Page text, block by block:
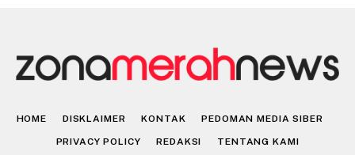
HOME DISKLAIMER KONTAK PEDOMAN MEDIA SIBER
PRIVACY POLICY REDAKSI TENTANG KAMI